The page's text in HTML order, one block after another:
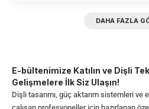
DAHA FAZLA
E-bültenimize Katılın ve Dişli
Gelişmelere İlk Siz Ulaşın!
Dişli tasarımı, güç aktarım sistemleri ve